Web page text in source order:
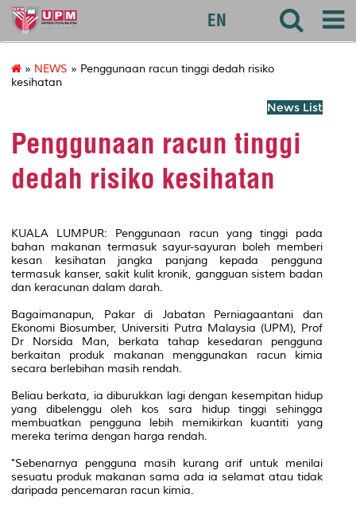
uctc
EN
» NEWS » Penggunaan racun tinggi dedah risiko
kesihatan
News List
Penggunaan racun tinggi
dedah risiko kesihatan
KUALA LUMPUR: Penggunaan racun yang tinggi pada
bahan makanan termasuk sayur-sayuran boleh memberi
kesan kesihatan jangka panjang kepada pengguna
termasuk kanser, sakit kulit kronik, gangguan sistem badan
dan keracunan dalam darah.
Bagaimanapun, Pakar di Jabatan Perniagaantani dan
Ekonomi Biosumber, Universiti Putra Malaysia (UPM), Prof
Dr Norsida Man, berkata tahap kesedaran pengguna
berkaitan produk makanan menggunakan racun kimia
secara berlebihan masih rendah.
Beliau berkata, ia diburukkan lagi dengan kesempitan hidup
yang dibelenggu oleh kos sara hidup tinggi sehingga
membuatkan pengguna lebih memikirkan kuantiti yang
mereka terima dengan harga rendah.
"Sebenarnya pengguna masih kurang arif untuk menilai
sesuatu produk makanan sama ada ia selamat atau tidak
daripada pencemaran racun kimia.